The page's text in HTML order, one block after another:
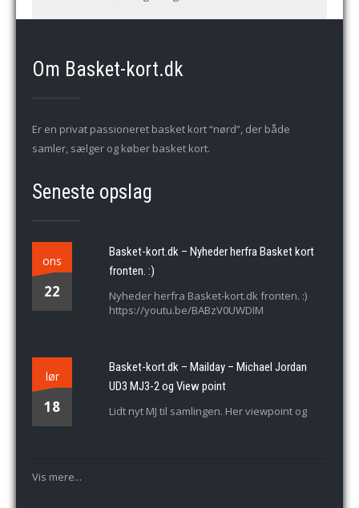
Om Basket-kort.dk
Er en privat passioneret basket kort “nørd”, der både
samler, sælger og køber basket kort.
Seneste opslag
ons
22
Basket-kort.dk – Nyheder herfra Basket kort
fronten. :)
Nyheder herfra Basket-kort.dk fronten. :)
https://youtu.be/BABzV0UWDIM
lør
18
Basket-kort.dk – Mailday – Michael Jordan
UD3 MJ3-2 og View point
Lidt nyt MJ til samlingen. Her viewpoint og
Vis mere...